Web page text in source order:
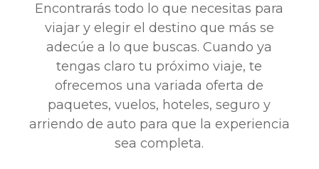
Encontrarás todo lo que necesitas para
viajar y elegir el destino que más se
adecúe a lo que buscas. Cuando ya
tengas claro tu próximo viaje, te
ofrecemos una variada oferta de
paquetes, vuelos, hoteles, seguro y
arriendo de auto para que la experiencia
sea completa.